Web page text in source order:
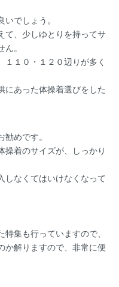
でしょう。
て、少しゆとりを持ってサ
。
１０・１２０辺りが多く
にあった体操着選びをした
めです。
操着のサイズが、しっかり
しなくてはいけなくなって
集も行っていますので、
か解りますので、非常に便